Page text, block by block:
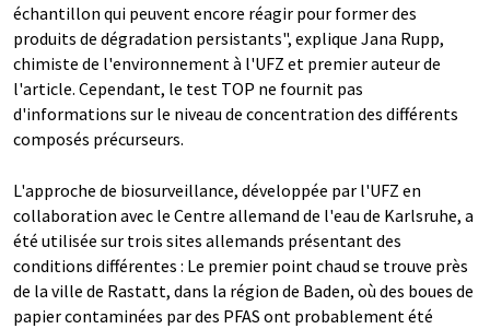
échantillon qui peuvent encore réagir pour former des
produits de dégradation persistants", explique Jana Rupp,
chimiste de l'environnement à l'UFZ et premier auteur de
l'article. Cependant, le test TOP ne fournit pas
d'informations sur le niveau de concentration des différents
composés précurseurs.
L'approche de biosurveillance, développée par l'UFZ en
collaboration avec le Centre allemand de l'eau de Karlsruhe, a
été utilisée sur trois sites allemands présentant des
conditions différentes : Le premier point chaud se trouve près
de la ville de Rastatt, dans la région de Baden, où des boues de
papier contaminées par des PFAS ont probablement été